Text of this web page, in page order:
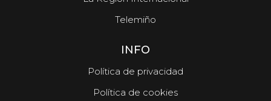
Telemiño
INFO
Política de privacidad
Política de cookies